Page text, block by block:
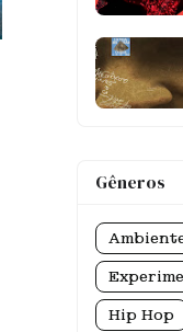
Gêneros
Hip Hop